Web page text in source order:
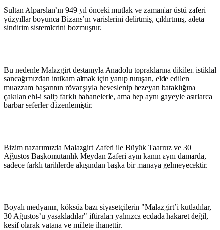
Sultan Alparslan’ın 949 yıl önceki mutlak ve zamanlar üstü zaferi
yüzyıllar boyunca Bizans’ın varislerini delirtmiş, çıldırtmış, adeta
sindirim sistemlerini bozmuştur.
Bu nedenle Malazgirt destanıyla Anadolu topraklarına dikilen istiklal
sancağımızdan intikam almak için yanıp tutuşan, elde edilen
muazzam başarının rövanşıyla heveslenip hezeyan bataklığına
çakılan ehl-i salip farklı bahanelerle, ama hep aynı gayeyle asırlarca
barbar seferler düzenlemiştir.
Bizim nazarımızda Malazgirt Zaferi ile Büyük Taarruz ve 30
Ağustos Başkomutanlık Meydan Zaferi aynı kanın aynı damarda,
sadece farklı tarihlerde akışından başka bir manaya gelmeyecektir.
Boyalı medyanın, köksüz bazı siyasetçilerin "Malazgirt’i kutladılar,
30 Ağustos’u yasakladılar" iftiraları yalnızca ecdada hakaret değil,
kesif olarak vatana ve millete ihanettir.